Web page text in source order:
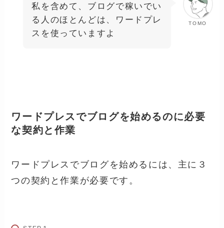
TOMO
私を含めて、ブログで稼いでい
る人のほとんどは、ワードプレ
スを使っていますよ
ワードプレスでブログを始めるのに必要
な契約と作業
ワードプレスでブログを始めるには、主に３
つの契約と作業が必要です。